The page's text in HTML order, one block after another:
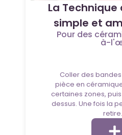
La Technique
simple et
Pour des
à-
Coller des
pièce en
certaines zones,
dessus. Une fois la